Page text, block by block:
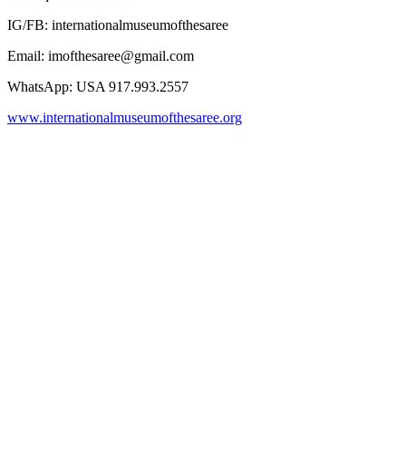
IG/FB: internationalmuseumofthesaree
Email: imofthesaree@gmail.com
WhatsApp: USA 917.993.2557
www.internationalmuseumofthesaree.org